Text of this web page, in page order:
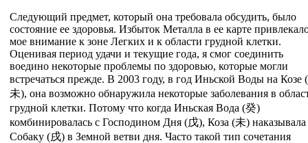
Следующий предмет, который она требовала обсудить, было
состояние ее здоровья. Избыток Металла в ее карте
мое внимание к зоне Легких и к области грудной клетки.
Оценивая период удачи и текущие года, я смог соединить
воедино некоторые проблемы по здоровью, которые могли
встречаться прежде. В 2003 году, в год Иньской Воды на Козе (
未), она возможно обнаружила некоторые заболевания в
грудной клетки. Потому что когда Иньская Вода (癸)
комбинировалась с Господином Дня (戊), Коза (未) наказывала
Собаку (戌) в Земной ветви дня. Часто такой тип сочетания